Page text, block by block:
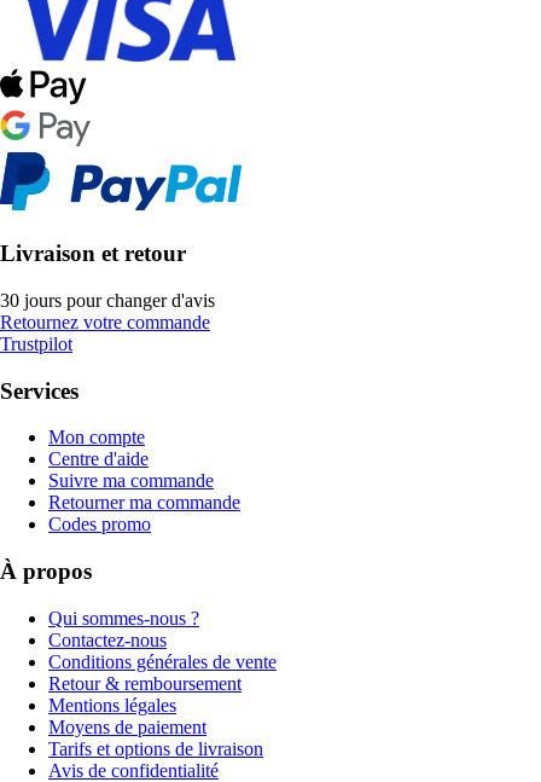
Livraison et retour
30 jours pour changer d'avis
Retournez votre commande
Trustpilot
Services
Mon compte
Centre d'aide
Suivre ma commande
Retourner ma commande
Codes promo
À propos
Qui sommes-nous ?
Contactez-nous
Conditions générales de vente
Retour & remboursement
Mentions légales
Moyens de paiement
Tarifs et options de livraison
Avis de confidentialité